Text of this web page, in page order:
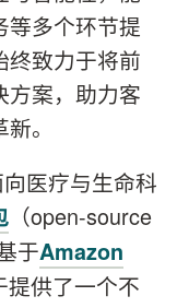
等多个环节提
终致力于将前
方案，助力客
。
医疗与生命科
（open-source
于Amazon
供了一个不